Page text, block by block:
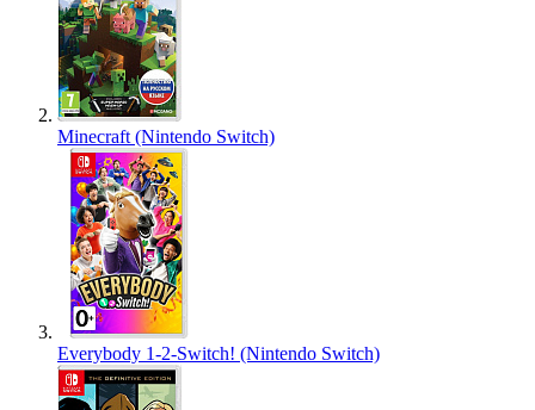
Minecraft (Nintendo Switch)
Everybody 1-2-Switch! (Nintendo Switch)